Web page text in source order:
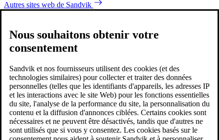
Autres sites web de Sandvik
Nous souhaitons obtenir votre
consentement
Sandvik et nos fournisseurs utilisent des cookies (et des
technologies similaires) pour collecter et traiter des données
personnelles (telles que les identifiants d'appareils, les adresses IP
et les interactions avec le site Web) pour les fonctions essentielles
du site, l'analyse de la performance du site, la personnalisation du
contenu et la diffusion d'annonces ciblées. Certains cookies sont
nécessaires et ne peuvent être désactivés, tandis que d'autres ne
sont utilisés que si vous y consentez. Les cookies basés sur le